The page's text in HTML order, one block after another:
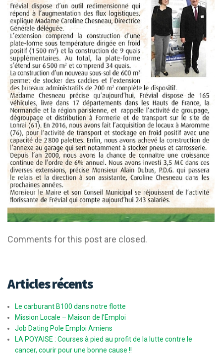
Comments for this post are closed.
Articles récents
Le carburant B100 dans notre flotte
Mission Locale – Maison de l’Emploi
Job Dating Pole Emploi Amiens
LA POYAISE : Courses à pied au profit de la lutte contre le
cancer, courir pour une bonne cause !!